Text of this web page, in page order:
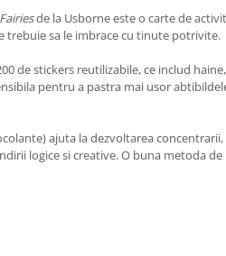
de la Usborne este o carte de
trebuie sa le imbrace cu tinute potrivite.
de stickers reutilizabile, ce includ
pentru a pastra mai usor
ajuta la dezvoltarea
logice si creative. O buna metoda de